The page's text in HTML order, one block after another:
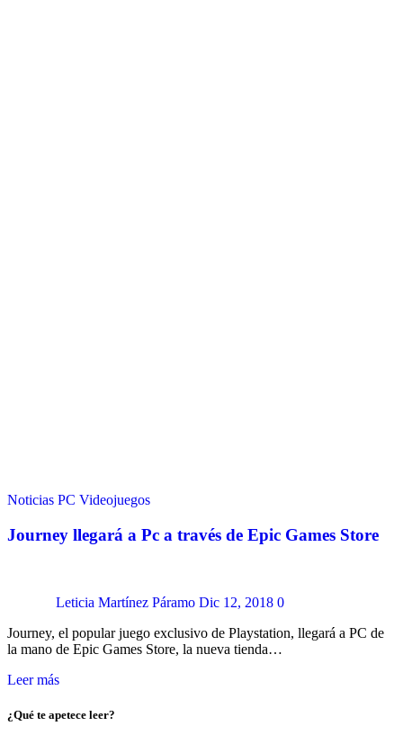
Noticias PC Videojuegos
Journey llegará a Pc a través de Epic Games Store
Leticia Martínez Páramo Dic 12, 2018 0
Journey, el popular juego exclusivo de Playstation, llegará a PC de
la mano de Epic Games Store, la nueva tienda…
Leer más
¿Qué te apetece leer?